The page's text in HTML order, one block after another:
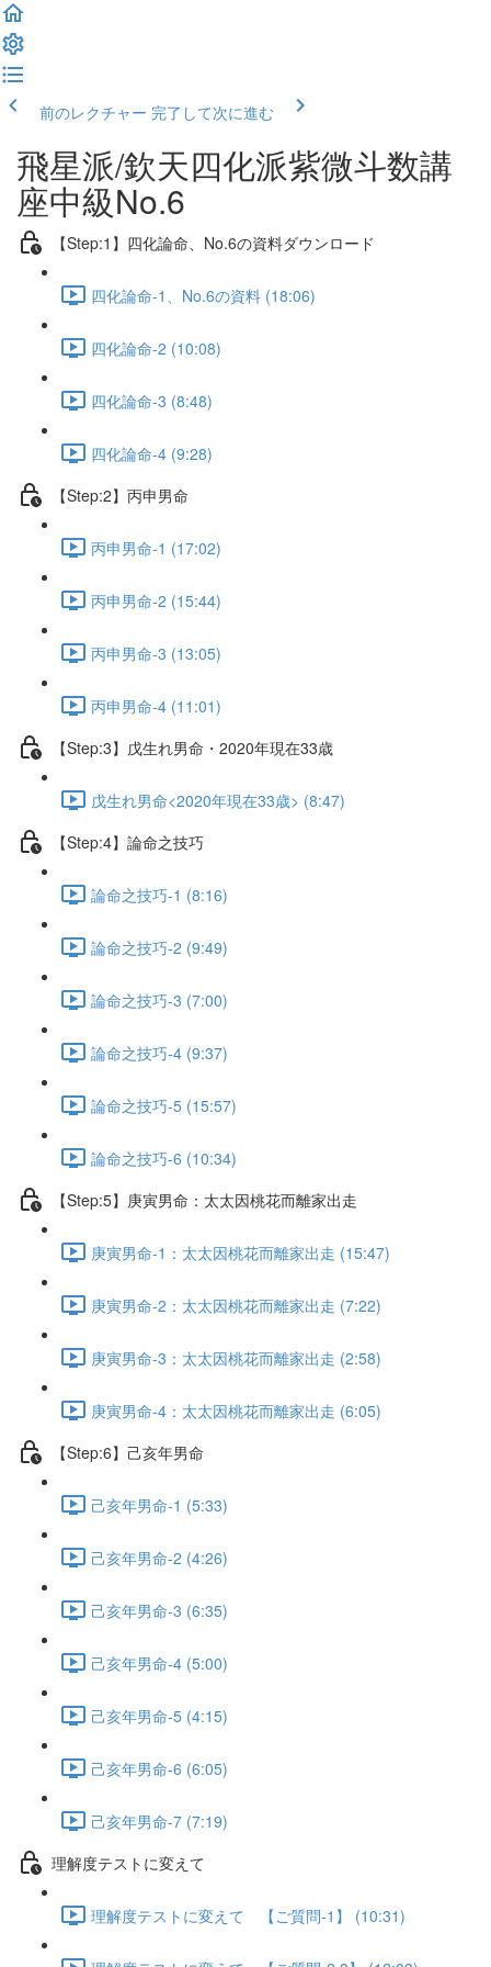
前のレクチャー 完了して次に進む
飛星派/欽天四化派紫微斗数講
座中級No.6
【Step:1】四化論命、No.6の資料ダウンロード
四化論命-1、No.6の資料 (18:06)
四化論命-2 (10:08)
四化論命-3 (8:48)
四化論命-4 (9:28)
【Step:2】丙申男命
丙申男命-1 (17:02)
丙申男命-2 (15:44)
丙申男命-3 (13:05)
丙申男命-4 (11:01)
【Step:3】戊生れ男命・2020年現在33歳
戊生れ男命<2020年現在33歳> (8:47)
【Step:4】論命之技巧
論命之技巧-1 (8:16)
論命之技巧-2 (9:49)
論命之技巧-3 (7:00)
論命之技巧-4 (9:37)
論命之技巧-5 (15:57)
論命之技巧-6 (10:34)
【Step:5】庚寅男命：太太因桃花而離家出走
庚寅男命-1：太太因桃花而離家出走 (15:47)
庚寅男命-2：太太因桃花而離家出走 (7:22)
庚寅男命-3：太太因桃花而離家出走 (2:58)
庚寅男命-4：太太因桃花而離家出走 (6:05)
【Step:6】己亥年男命
己亥年男命-1 (5:33)
己亥年男命-2 (4:26)
己亥年男命-3 (6:35)
己亥年男命-4 (5:00)
己亥年男命-5 (4:15)
己亥年男命-6 (6:05)
己亥年男命-7 (7:19)
理解度テストに変えて
理解度テストに変えて 【ご質問-1】 (10:31)